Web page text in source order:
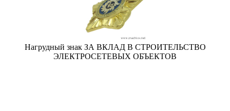
Нагрудный знак ЗА ВКЛАД В СТРОИТЕЛЬСТВО
ЭЛЕКТРОСЕТЕВЫХ ОБЪЕКТОВ